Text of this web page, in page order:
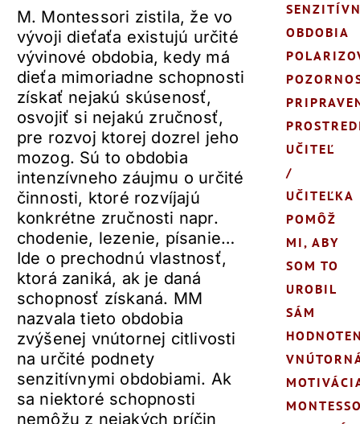
M. Montessori zistila, že vo
vývoji dieťaťa existujú určité
vývinové obdobia, kedy má
dieťa mimoriadne schopnosti
získať nejakú skúsenosť,
osvojiť si nejakú zručnosť,
pre rozvoj ktorej dozrel jeho
mozog. Sú to obdobia
intenzívneho záujmu o určité
činnosti, ktoré rozvíjajú
konkrétne zručnosti napr.
chodenie, lezenie, písanie…
Ide o prechodnú vlastnosť,
ktorá zaniká, ak je daná
schopnosť získaná. MM
nazvala tieto obdobia
zvýšenej vnútornej citlivosti
na určité podnety
senzitívnymi obdobiami. Ak
sa niektoré schopnosti
nemôžu z nejakých príčin
OBDOBIA
UČITEĽ
/
UČITEĽKA
POMÔŽ
MI, ABY
SOM TO
UROBIL
SÁM